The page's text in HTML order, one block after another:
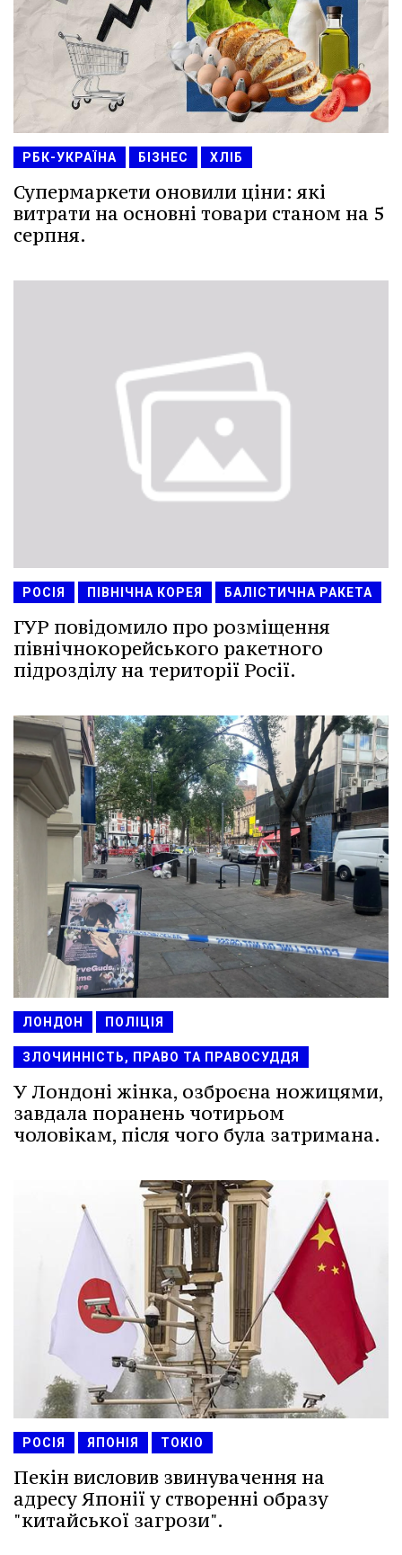
РБК-УКРАЇНА БІЗНЕС ХЛІБ
Супермаркети оновили ціни: які
витрати на основні товари станом на 5
серпня.
РОСІЯ ПІВНІЧНА КОРЕЯ БАЛІСТИЧНА РАКЕТА
ГУР повідомило про розміщення
північнокорейського ракетного
підрозділу на території Росії.
ЛОНДОН ПОЛІЦІЯ
ЗЛОЧИННІСТЬ, ПРАВО ТА ПРАВОСУДДЯ
У Лондоні жінка, озброєна ножицями,
завдала поранень чотирьом
чоловікам, після чого була затримана.
РОСІЯ ЯПОНІЯ ТОКІО
Пекін висловив звинувачення на
адресу Японії у створенні образу
"китайської загрози".